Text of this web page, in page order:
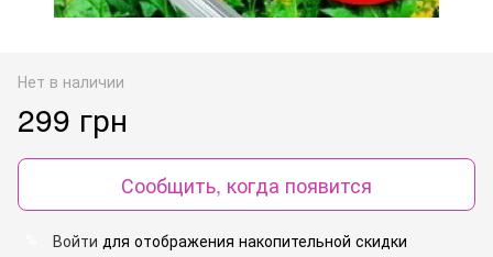
Нет в наличии
299 грн
Сообщить, когда появится
Войти для отображения накопительной скидки